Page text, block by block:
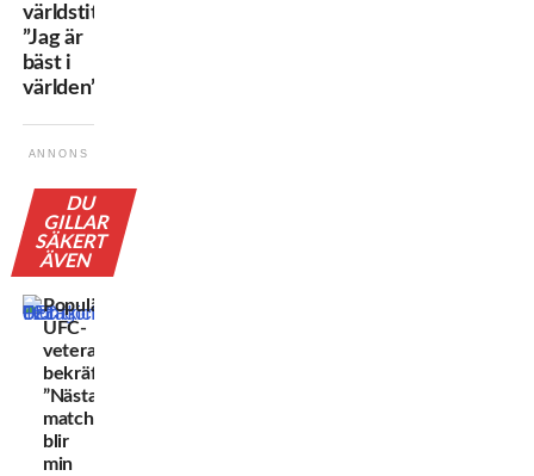
världstitlar:
”Jag är
bäst i
världen”
ANNONS
DU
GILLAR
SÄKERT
ÄVEN
Populära
UFC-
veteranen
bekräftar:
”Nästa
match
blir
min